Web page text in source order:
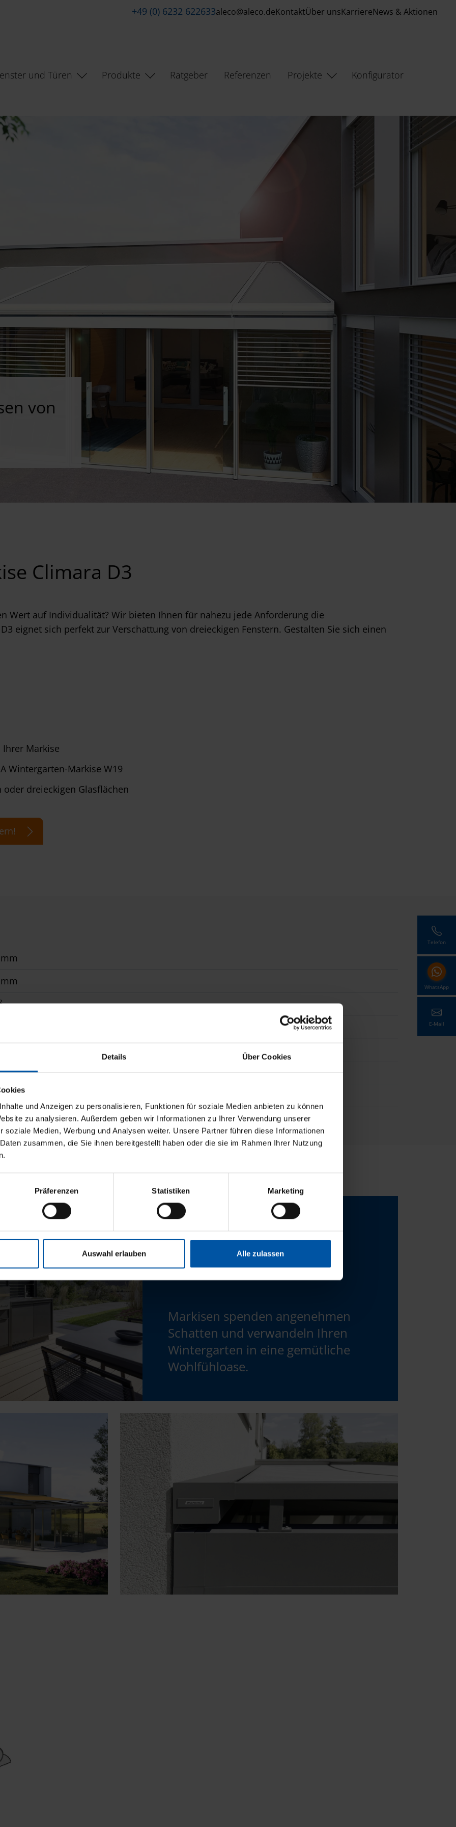
Details Über Cookies
und Anzeigen zu personalisieren, Funktionen für soziale Medien anbieten zu können
zu analysieren. Außerdem geben wir Informationen zu Ihrer Verwendung unserer
soziale Medien, Werbung und Analysen weiter. Unsere Partner führen diese Informationen
zusammen, die Sie ihnen bereitgestellt haben oder die sie im Rahmen Ihrer Nutzung
Präferenzen Statistiken Marketing
Auswahl erlauben Alle zulassen
+49 (0) 6232 622633aleco@aleco.deKontaktÜber unsKarriereNews & Aktionen
und Türen
Produkte Ratgeber Referenzen Projekte Konfigurator
von
Climara D3
Wert auf Individualität? Wir bieten Ihnen für nahezu jede Anforderung die
eignet sich perfekt zur Verschattung von dreieckigen Fenstern. Gestalten Sie sich einen
Ihrer Markise
Wintergarten-Markise W19
dreieckigen Glasflächen
Soltis 92, Starlight Blue, Twilight Pearl
mit unterschiedlichen Abständen
Markisen spenden angenehmen
Schatten und verwandeln Ihren
Wintergarten in eine gemütliche
Wohlfühloase.
Telefon
WhatsApp
E-Mail